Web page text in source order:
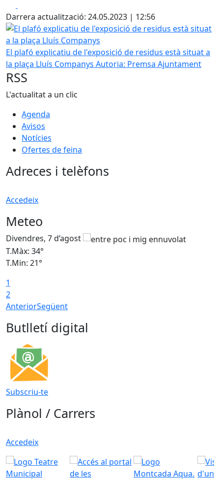
Darrera actualització: 24.05.2023 | 12:56
El plafó explicatiu de l'exposició de residus està situat a
El plafó explicatiu de l'exposició de residus està situat a
la plaça Lluís Companys Autoria: Premsa Ajuntament
RSS
L'actualitat a un clic
Agenda
Avisos
Notícies
Ofertes de feina
Adreces i telèfons
Accedeix
Meteo
Divendres, 7 d’agost
T.Màx: 34°
T.Min: 21°
1
2
AnteriorSegüent
Butlletí digital
Subscriu-te
Plànol / Carrers
Accedeix